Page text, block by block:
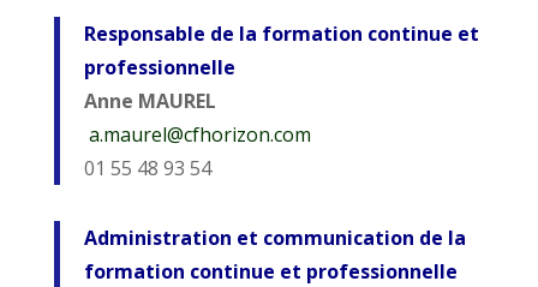
Responsable de la formation continue et
professionnelle
Anne MAUREL
a.maurel@cfhorizon.com
01 55 48 93 54
Administration et communication de la
formation continue et professionnelle